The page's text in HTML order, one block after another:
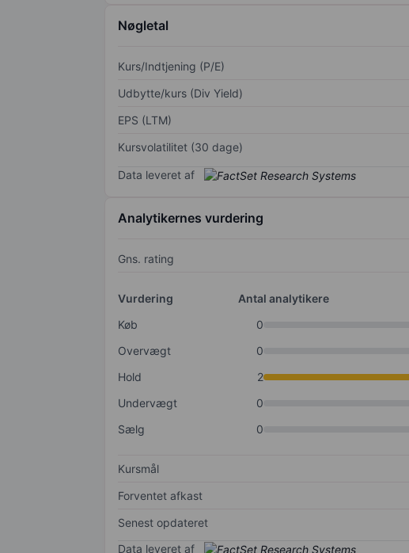
Nøgletal
Kurs/Indtjening (P/E)
Udbytte/kurs (Div Yield)
EPS (LTM)
Kursvolatilitet (30 dage)
Data leveret af
Analytikernes vurdering
Gns. rating
Vurdering
Antal analytikere
Køb
0
Overvægt
0
Hold
2
Undervægt
0
Sælg
0
Kursmål
Forventet afkast
Senest opdateret
Data leveret af